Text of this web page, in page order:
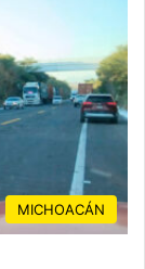
MICHOACÁN